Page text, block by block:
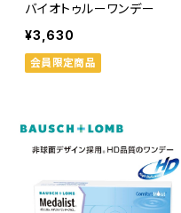
バイオトゥルーワンデー
¥3,630
会員限定商品